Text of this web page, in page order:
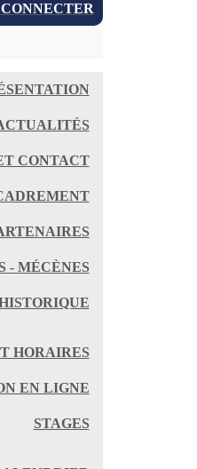
CONTACT
- MÉCÈNES
HORAIRES
EN LIGNE
STAGES